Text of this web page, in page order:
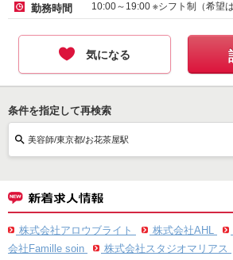
勤務時間 10:00～19:00 ※シフト制（希望
気になる
条件を指定して再検索
美容師/東京都/お花茶屋駅
株式会社アロウブライト 株式会社AHL
会社Famille soin
株式会社スタジオマリアス